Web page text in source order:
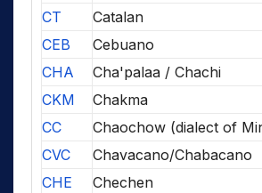
CT
Catalan
CEB
Cebuano
CHA
Cha'palaa / Chachi
CKM
Chakma
CC
Chaochow (dialect of
CVC
Chavacano/Chabacano
CHE
Chechen